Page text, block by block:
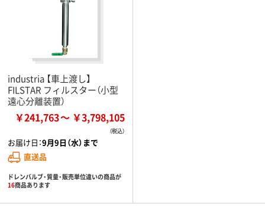
industria 【車上渡し】
FILSTAR フィルスター（小型
遠心分離装置）
￥241,763 ￥3,798,105
お届け日：9月9日（水）まで
直送品
ドレンバルブ・質量・販売単位違いの商品が
16商品あります